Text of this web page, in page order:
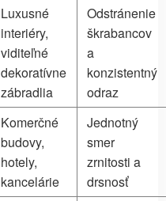
Luxusné
interiéry,
viditeľné
dekoratívne
zábradlia
Odstránenie
škrabancov
a
konzistentný
odraz
Komerčné
budovy,
hotely,
kancelárie
Jednotný
smer
zrnitosti a
drsnosť